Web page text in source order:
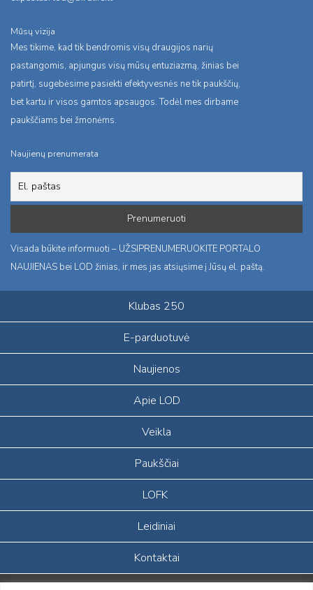
Mūsų vizija
Mes tikime, kad tik bendromis visų draugijos narių
pastangomis, apjungus visų mūsų entuziazmą, žinias bei
patirtį, sugebėsime pasiekti efektyvesnės ne tik paukščių,
bet kartu ir visos gamtos apsaugos. Todėl mes dirbame
paukščiams bei žmonėms.
Naujienų prenumerata
Visada būkite informuoti – UŽSIPRENUMERUOKITE PORTALO
NAUJIENAS bei LOD žinias, ir mes jas atsiųsime į Jūsų el. paštą.
Klubas 250
E-parduotuvė
Naujienos
Apie LOD
Veikla
Paukščiai
LOFK
Leidiniai
Kontaktai